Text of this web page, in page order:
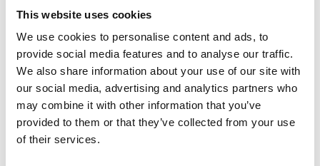
This website uses cookies
We use cookies to personalise content and ads, to
provide social media features and to analyse our traffic.
We also share information about your use of our site with
our social media, advertising and analytics partners who
may combine it with other information that you’ve
provided to them or that they’ve collected from your use
of their services.
Kerstcadeaus
Valentijnsdagcadeaus
Moederdagcadeaus
Vaderdagcadeaus
Sinterklaascadeaus
Voor ...